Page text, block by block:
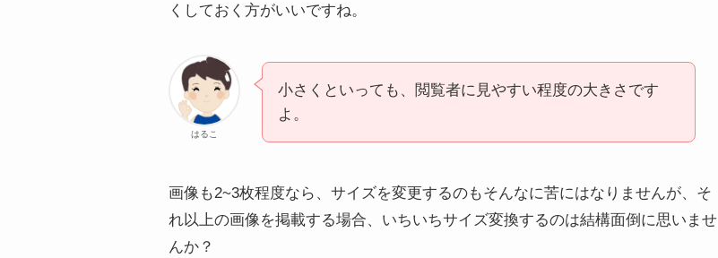
くしておく方がいいですね。
はるこ
小さくといっても、閲覧者に見やすい程度の大きさです
よ。
画像も2~3枚程度なら、サイズを変更するのもそんなに苦にはなりませんが、そ
れ以上の画像を掲載する場合、いちいちサイズ変換するのは結構面倒に思いませ
んか？